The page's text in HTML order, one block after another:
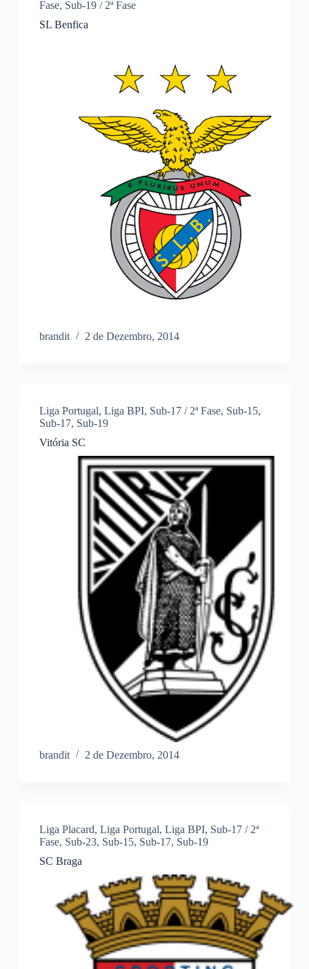
Fase, Sub-19 / 2ª Fase
SL Benfica
brandit 2 de Dezembro, 2014
Liga Portugal, Liga BPI, Sub-17 / 2ª Fase, Sub-15,
Sub-17, Sub-19
Vitória SC
brandit 2 de Dezembro, 2014
Liga Placard, Liga Portugal, Liga BPI, Sub-17 / 2ª
Fase, Sub-23, Sub-15, Sub-17, Sub-19
SC Braga